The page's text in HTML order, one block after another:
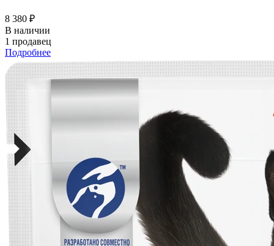
8 380 ₽
В наличии
1 продавец
Подробнее